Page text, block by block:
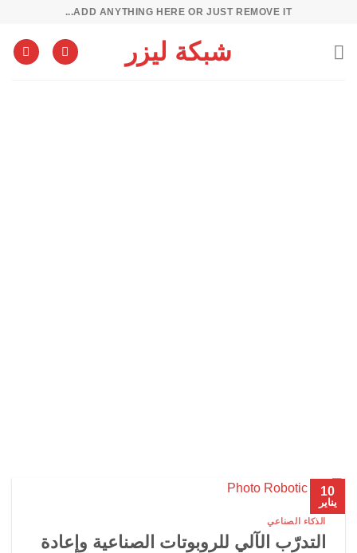
ADD ANYTHING HERE OR JUST REMOVE IT...
شبكة ليزر
10
يناير
الذكاء الصناعي
التدرّب الآلي للروبوتات الصناعية وإعادة